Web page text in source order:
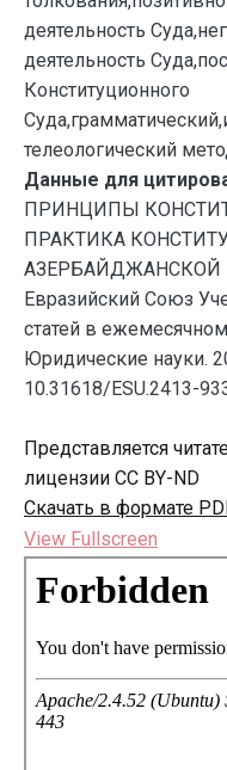
деятельность
деятельность
Конституционного
телеологический
Данные для
ПРИНЦИПЫ
ПРАКТИКА
АЗЕРБАЙДЖАНСКОЙ
Евразийский Союз
статей в
Юридические науки.
10.31618/ESU.2413-
Представляется
лицензии CC BY-ND
Скачать в формате
View Fullscreen
Перейти
содержимому